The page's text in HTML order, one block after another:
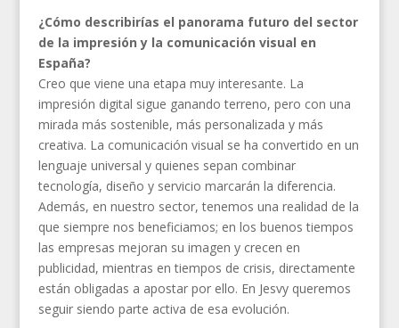
¿Cómo describirías el panorama futuro del sector
de la impresión y la comunicación visual en
España?
Creo que viene una etapa muy interesante. La
impresión digital sigue ganando terreno, pero con una
mirada más sostenible, más personalizada y más
creativa. La comunicación visual se ha convertido en un
lenguaje universal y quienes sepan combinar
tecnología, diseño y servicio marcarán la diferencia.
Además, en nuestro sector, tenemos una realidad de la
que siempre nos beneficiamos; en los buenos tiempos
las empresas mejoran su imagen y crecen en
publicidad, mientras en tiempos de crisis, directamente
están obligadas a apostar por ello. En Jesvy queremos
seguir siendo parte activa de esa evolución.